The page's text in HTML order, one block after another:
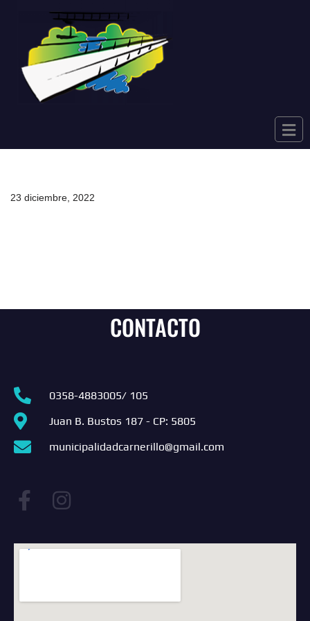
contenido
23 diciembre, 2022
CONTACTO
0358-4883005/ 105
Juan B. Bustos 187 - CP: 5805
municipalidadcarnerillo@gmail.com